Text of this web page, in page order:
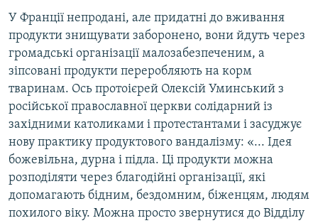
У Франції непродані, але придатні до вживання
продукти знищувати заборонено, вони йдуть через
громадські організації малозабезпеченим, а
зіпсовані продукти переробляють на корм
тваринам. Ось протоієрей Олексій Уминський з
російської православної церкви солідарний із
західними католиками і протестантами і засуджує
нову практику продуктового вандалізму: «... Ідея
божевільна, дурна і підла. Ці продукти можна
розподіляти через благодійні організації, які
допомагають бідним, бездомним, біженцям, людям
похилого віку. Можна просто звернутися до Відділу